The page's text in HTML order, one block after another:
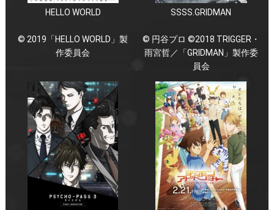
HELLO WORLD
© 2019「HELLO WORLD」製
作委員会
SSSS.GRIDMAN
© 円谷プロ ©2018 TRIGGER・
雨宮哲／「GRIDMAN」製作委
員会